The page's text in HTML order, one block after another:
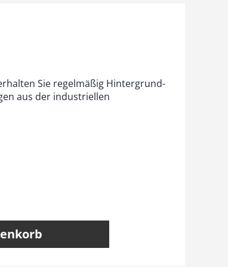
erhalten Sie regelmäßig Hintergrund-
aus der industriellen